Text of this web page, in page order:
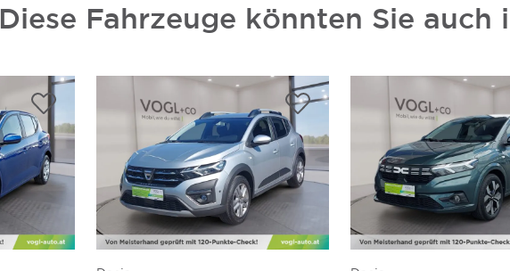
Diese Fahrzeuge könnten Sie auch